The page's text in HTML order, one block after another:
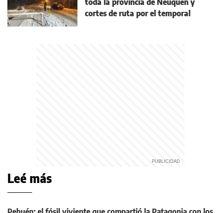
toda la provincia de Neuquén y
cortes de ruta por el temporal
Leé más